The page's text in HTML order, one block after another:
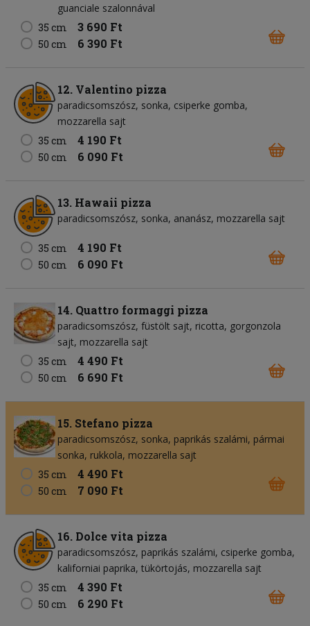
guanciale szalonnával
35 cm
3 690 Ft
50 cm 6 390 Ft
12. Valentino pizza
paradicsomszósz sonka csiperke gomba
mozzarella sajt
35 cm
4 190 Ft
50 cm 6 090 Ft
13. Hawaii pizza
paradicsomszósz sonka ananász mozzarella sajt
35 cm 4 190 Ft
50 cm 6 090 Ft
14. Quattro formaggi pizza
paradicsomszósz füstölt sajt ricotta gorgonzola
sajt mozzarella sajt
35 cm
4 490 Ft
50 cm 6 690 Ft
15. Stefano pizza
paradicsomszósz sonka paprikás szalámi pármai
sonka rukkola mozzarella sajt
35 cm
4 490 Ft
50 cm 7 090 Ft
16. Dolce vita pizza
paradicsomszósz paprikás szalámi csiperke gomba
kaliforniai paprika tükörtojás mozzarella sajt
35 cm
4 390 Ft
50 cm 6 290 Ft